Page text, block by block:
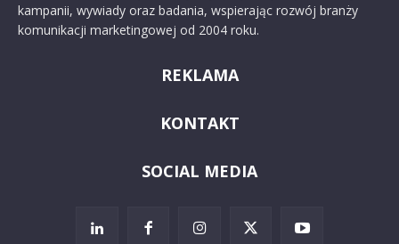
kampanii, wywiady oraz badania, wspierając rozwój branży
komunikacji marketingowej od 2004 roku.
REKLAMA
KONTAKT
SOCIAL MEDIA